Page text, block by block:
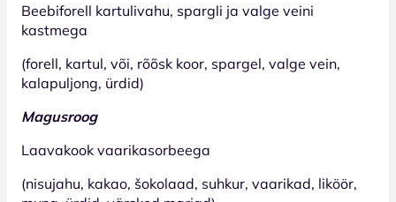
Beebiforell kartulivahu, spargli ja valge veini
kastmega
(forell, kartul, või, rõõsk koor, spargel, valge vein,
kalapuljong, ürdid)
Magusroog
Laavakook vaarikasorbeega
(nisujahu, kakao, šokolaad, suhkur, vaarikad, liköör,